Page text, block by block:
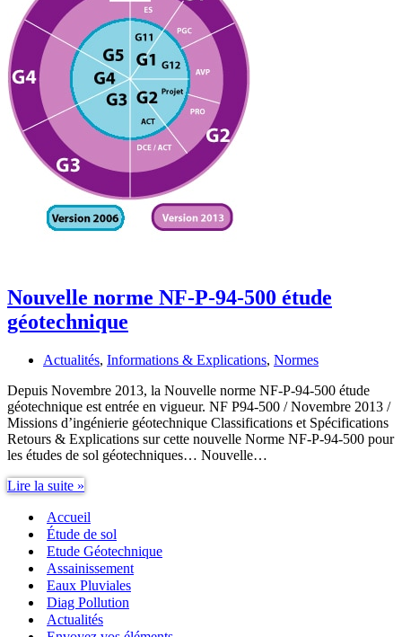
Nouvelle norme NF-P-94-500 étude
géotechnique
Actualités, Informations & Explications, Normes
Depuis Novembre 2013, la Nouvelle norme NF-P-94-500 étude
géotechnique est entrée en vigueur. NF P94-500 / Novembre 2013 /
Missions d’ingénierie géotechnique Classifications et Spécifications
Retours & Explications sur cette nouvelle Norme NF-P-94-500 pour
les études de sol géotechniques… Nouvelle…
Lire la suite »
NF-
P-
94-
500
étude
géotechnique
Accueil
Étude de sol
Etude Géotechnique
Assainissement
Eaux Pluviales
Diag Pollution
Actualités